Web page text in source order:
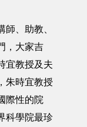
、助教、
，大家吉
宜教授及夫
朱時宜教授
際性的院
科學院最珍